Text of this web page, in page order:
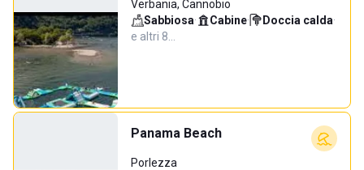
Verbania, Cannobio
Sabbiosa· Cabine· Doccia calda·
e altri 8…
Panama Beach
Porlezza